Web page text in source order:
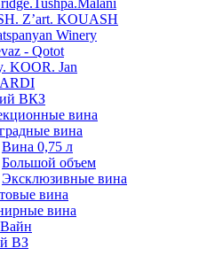
Z’art. KOUASH
Winery
- Qotot
KOOR. Jan
ВКЗ
вина
вина
Вина 0,75 л
Большой объем
Эксклюзивные вина
вина
вина
ВЗ